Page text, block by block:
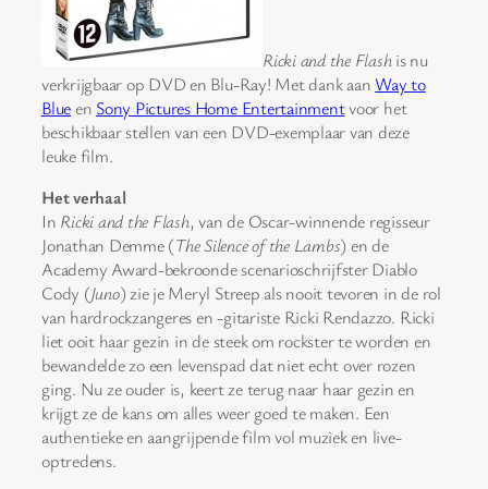
Ricki and the Flashis nu
verkrijgbaar op DVD en Blu-Ray! Met dank aan Way to
Blueen Sony Pictures Home Entertainmentvoor het
beschikbaar stellen van een DVD-exemplaar van deze
leuke film.
Het verhaal
In Ricki and the Flash, van de Oscar-winnende regisseur
Jonathan Demme (The Silence of the Lambs) en de
Academy Award-bekroonde scenarioschrijfster Diablo
Cody (Juno) zie je Meryl Streep als nooit tevoren in de rol
van hardrockzangeres en -gitariste Ricki Rendazzo. Ricki
liet ooit haar gezin in de steek om rockster te worden en
bewandelde zo een levenspad dat niet echt over rozen
ging. Nu ze ouder is, keert ze terug naar haar gezin en
krijgt ze de kans om alles weer goed te maken. Een
authentieke en aangrijpende film vol muziek en live-
optredens.